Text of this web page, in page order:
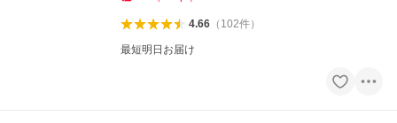
4.66（ 102件）
最短明日お届け